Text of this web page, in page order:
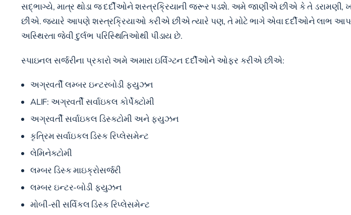
સદ્ભાગ્યે, માત્ર થોડા જ દર્દીઓને શસ્ત્રક્રિયાની જરૂર પડશે. અમે જાણીએ છીએ કે તે
છીએ. જ્યારે આપણે શસ્ત્રક્રિયાઓ કરીએ છીએ ત્યારે પણ, તે મોટે ભાગે એવા દર્દીઓને લાભ
અસ્થિરતા જેવી દુર્લભ પરિસ્થિતિઓથી પીડાય છે.
સ્પાઇનલ સર્જરીના પ્રકારો અમે અમારા ઇર્વિંગ્ટન દર્દીઓને ઓફર કરીએ છીએ:
અગ્રવર્તી લમ્બર ઇન્ટરબોડી ફ્યુઝન
ALIF: અગ્રવર્તી સર્વાઇકલ કોર્પેક્ટોમી
અગ્રવર્તી સર્વાઇકલ ડિસ્કટોમી અને ફ્યુઝન
કૃત્રિમ સર્વાઇકલ ડિસ્ક રિપ્લેસમેન્ટ
લેમિનેક્ટોમી
લમ્બર ડિસ્ક માઇક્રોસર્જરી
લમ્બર ઇન્ટર-બોડી ફ્યુઝન
મોબી-સી સર્વિકલ ડિસ્ક રિપ્લેસમેન્ટ